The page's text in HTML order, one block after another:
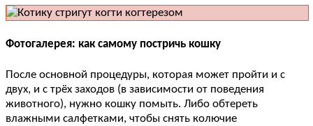
Фотогалерея: как самому постричь кошку
После основной процедуры, которая может пройти и с
двух, и с трёх заходов (в зависимости от поведения
животного), нужно кошку помыть. Либо обтереть
влажными салфетками, чтобы снять колючие